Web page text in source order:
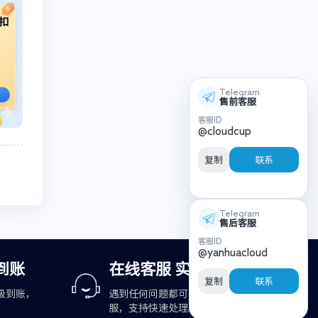
账
到账，
在线客服 实时响应
遇到任何问题都可咨询在线客
服，支持快速处理。
Telegram
售前客服
客服ID
@cloudcup
复制 联系
Telegram
售后客服
客服ID
@yanhuacloud
复制 联系